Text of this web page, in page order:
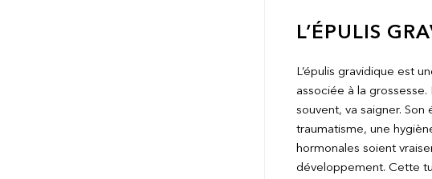
L’ÉPULIS
L’épulis gravidique est
associée à la grossesse.
souvent, va saigner. Son
traumatisme, une
hormonales soient
développement. Cette